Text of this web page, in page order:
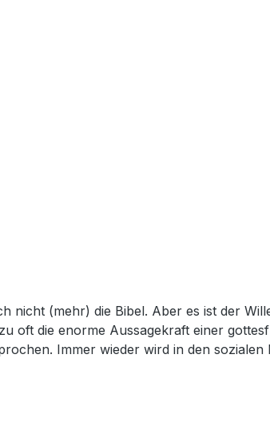
nicht (mehr) die Bibel. Aber es ist der
oft die enorme Aussagekraft einer
Immer wieder wird in den